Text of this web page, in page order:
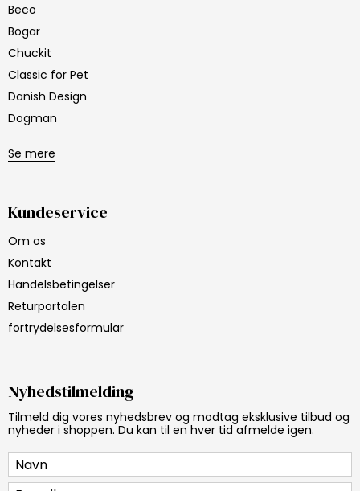
Beco
Bogar
Chuckit
Classic for Pet
Danish Design
Dogman
Se mere
Kundeservice
Om os
Kontakt
Handelsbetingelser
Returportalen
fortrydelsesformular
Nyhedstilmelding
Tilmeld dig vores nyhedsbrev og modtag eksklusive tilbud og
nyheder i shoppen. Du kan til en hver tid afmelde igen.